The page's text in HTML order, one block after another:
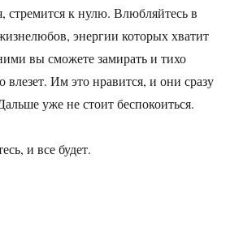
стремится к нулю. Влюбляйтесь в
энергии которых хватит
вы сможете замирать и тихо
влезет. Им это нравится, и они сразу
уже не стоит беспокоиться.
и все будет.